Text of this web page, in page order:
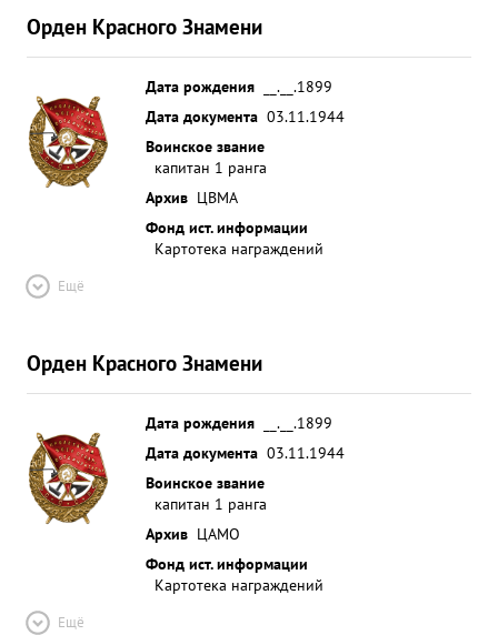
Орден Красного Знамени
Дата рождения
__.__.1899
Дата документа 03.11.1944
Воинское звание
капитан 1 ранга
Архив ЦВМА
Фонд ист. информации
Картотека награждений
Ещё
Орден Красного Знамени
Дата рождения
__.__.1899
Дата документа 03.11.1944
Воинское звание
капитан 1 ранга
Архив ЦАМО
Фонд ист. информации
Картотека награждений
Ещё